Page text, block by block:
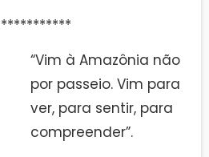
“Vim à Amazônia não
por passeio. Vim para
ver, para sentir, para
compreender”.